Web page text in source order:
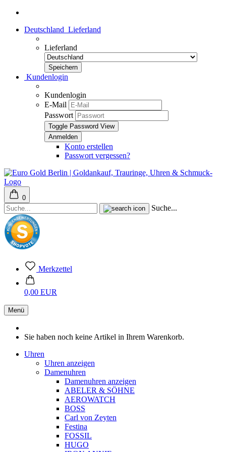
Deutschland Lieferland
Lieferland
Kundenlogin
Kundenlogin
E-Mail
Passwort
Toggle Password View
Konto erstellen
Passwort vergessen?
0
Suche...
Merkzettel
0,00 EUR
Menü
Sie haben noch keine Artikel in Ihrem Warenkorb.
Uhren
Uhren anzeigen
Damenuhren
Damenuhren anzeigen
ABELER & SÖHNE
AEROWATCH
BOSS
Carl von Zeyten
Festina
FOSSIL
HUGO